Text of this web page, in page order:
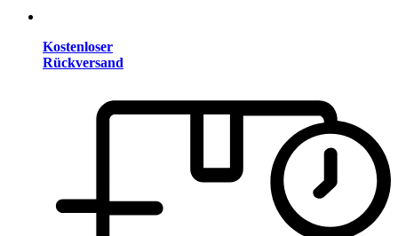
Kostenloser
Rückversand